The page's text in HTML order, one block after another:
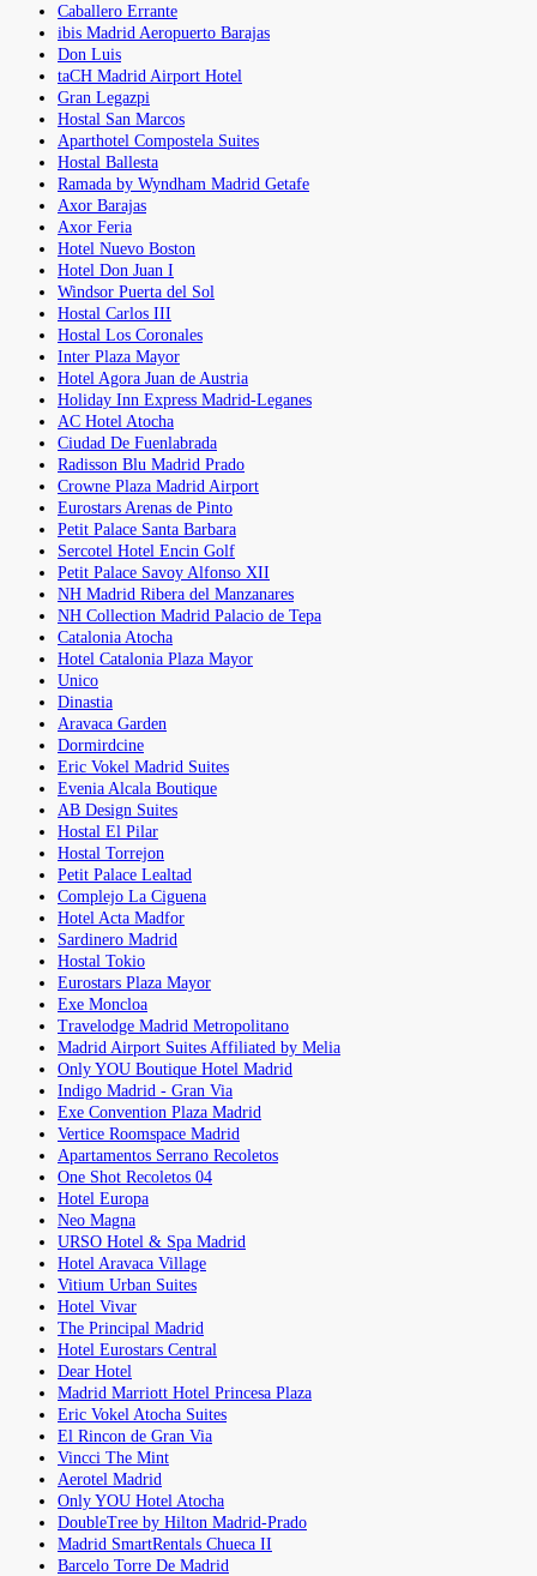
Caballero Errante
ibis Madrid Aeropuerto Barajas
Don Luis
taCH Madrid Airport Hotel
Gran Legazpi
Hostal San Marcos
Aparthotel Compostela Suites
Hostal Ballesta
Ramada by Wyndham Madrid Getafe
Axor Barajas
Axor Feria
Hotel Nuevo Boston
Hotel Don Juan I
Windsor Puerta del Sol
Hostal Carlos III
Hostal Los Coronales
Inter Plaza Mayor
Hotel Agora Juan de Austria
Holiday Inn Express Madrid-Leganes
AC Hotel Atocha
Ciudad De Fuenlabrada
Radisson Blu Madrid Prado
Crowne Plaza Madrid Airport
Eurostars Arenas de Pinto
Petit Palace Santa Barbara
Sercotel Hotel Encin Golf
Petit Palace Savoy Alfonso XII
NH Madrid Ribera del Manzanares
NH Collection Madrid Palacio de Tepa
Catalonia Atocha
Hotel Catalonia Plaza Mayor
Unico
Dinastia
Aravaca Garden
Dormirdcine
Eric Vokel Madrid Suites
Evenia Alcala Boutique
AB Design Suites
Hostal El Pilar
Hostal Torrejon
Petit Palace Lealtad
Complejo La Ciguena
Hotel Acta Madfor
Sardinero Madrid
Hostal Tokio
Eurostars Plaza Mayor
Exe Moncloa
Travelodge Madrid Metropolitano
Madrid Airport Suites Affiliated by Melia
Only YOU Boutique Hotel Madrid
Indigo Madrid - Gran Via
Exe Convention Plaza Madrid
Vertice Roomspace Madrid
Apartamentos Serrano Recoletos
One Shot Recoletos 04
Hotel Europa
Neo Magna
URSO Hotel & Spa Madrid
Hotel Aravaca Village
Vitium Urban Suites
Hotel Vivar
The Principal Madrid
Hotel Eurostars Central
Dear Hotel
Madrid Marriott Hotel Princesa Plaza
Eric Vokel Atocha Suites
El Rincon de Gran Via
Vincci The Mint
Aerotel Madrid
Only YOU Hotel Atocha
DoubleTree by Hilton Madrid-Prado
Madrid SmartRentals Chueca II
Barcelo Torre De Madrid